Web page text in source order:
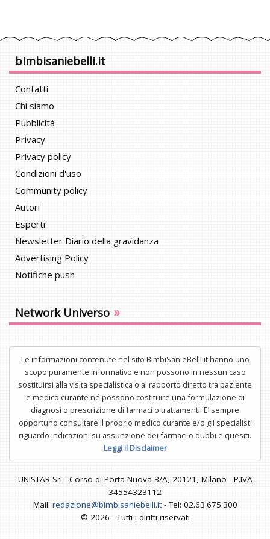
bimbisaniebelli.it
Contatti
Chi siamo
Pubblicità
Privacy
Privacy policy
Condizioni d'uso
Community policy
Autori
Esperti
Newsletter Diario della gravidanza
Advertising Policy
Notifiche push
Network Universo »
Le informazioni contenute nel sito BimbiSanieBelli.it hanno uno
scopo puramente informativo e non possono in nessun caso
sostituirsi alla visita specialistica o al rapporto diretto tra paziente
e medico curante né possono costituire una formulazione di
diagnosi o prescrizione di farmaci o trattamenti. E’ sempre
opportuno consultare il proprio medico curante e/o gli specialisti
riguardo indicazioni su assunzione dei farmaci o dubbi e quesiti.
Leggi il Disclaimer
UNISTAR Srl - Corso di Porta Nuova 3/A, 20121, Milano - P.IVA
34554323112
Mail: redazione@bimbisaniebelli.it- Tel: 02.63.675.300
© 2026 - Tutti i diritti riservati